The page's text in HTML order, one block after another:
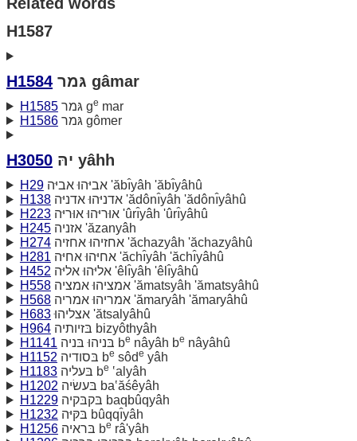
H1587
H1584 גּמר gâmar
H1585 גּמר ge mar
H1586
גּמר gômer
H3050 יהּ yâhh
H29
אביּהוּ אביּה 'ăbı̂yâh 'ăbı̂yâhû
H138
אדניּהוּ אדניּה 'ădônı̂yâh 'ădônı̂yâhû
H223
אוּריּהוּ אוּריּה 'ûrı̂yâh 'ûrı̂yâhû
H245
אזניה 'ăzanyâh
H274
אחזיהוּ אחזיה 'ăchazyâh 'ăchazyâhû
H281
אחיּהוּ אחיּה 'ăchı̂yâh 'ăchı̂yâhû
H452
אליּהוּ אליּה 'êlı̂yâh 'êlı̂yâhû
H558
אמציהוּ אמציה 'ămatsyâh 'ămatsyâhû
H568
אמריהוּ אמריה 'ămaryâh 'ămaryâhû
H683
אצליהוּ 'ătsalyâhû
H964
בּזיותיה bizyôthyâh
H1141
בּניהוּ בּניה be nâyâh be nâyâhû
H1152
בּסודיה be sôde yâh
H1183
בּעליה be ‛alyâh
H1202
בּעשׂיה ba‛ăśêyâh
H1229
בּקבּקיה baqbûqyâh
H1232
בּקּיּה bûqqı̂yâh
H1256
בּראיה be râ'yâh